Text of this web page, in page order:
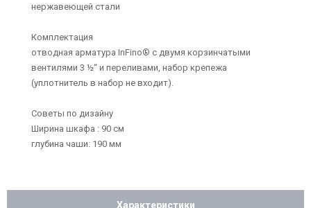
нержавеющей стали
Комплектация
отводная арматура InFino® с двумя корзинчатыми
вентилями 3 ½“ и переливами, набор крепежа
(уплотнитель в набор не входит).
Советы по дизайну
Ширина шкафа : 90 см
глубина чаши: 190 мм
Характеристики